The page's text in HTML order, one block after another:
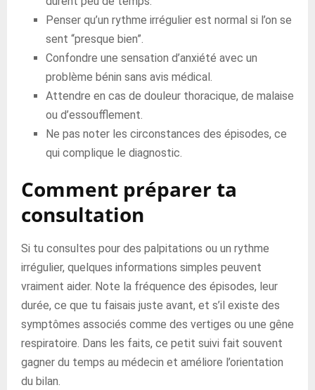
Penser qu’un rythme irrégulier est normal si l’on se
sent “presque bien”.
Confondre une sensation d’anxiété avec un
problème bénin sans avis médical.
Attendre en cas de douleur thoracique, de malaise
ou d’essoufflement.
Ne pas noter les circonstances des épisodes, ce
qui complique le diagnostic.
Comment préparer ta
consultation
Si tu consultes pour des palpitations ou un rythme
irrégulier, quelques informations simples peuvent
vraiment aider. Note la fréquence des épisodes, leur
durée, ce que tu faisais juste avant, et s’il existe des
symptômes associés comme des vertiges ou une gêne
respiratoire. Dans les faits, ce petit suivi fait souvent
gagner du temps au médecin et améliore l’orientation
du bilan.